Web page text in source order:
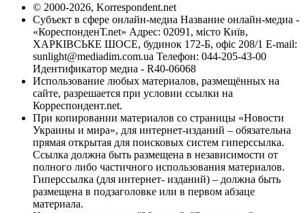
© 2000-2026, Korrespondent.net
Субъект в сфере онлайн-медиа Название онлайн-медиа -
«КореспонденТ.net» Адрес: 02091, місто Київ,
ХАРКІВСЬКЕ ШОСЕ, будинок 172-Б, офіс 208/1 E-mail:
sunlight@mediadim.com.ua Телефон: 044-205-43-00
Идентификатор медиа - R40-06068
Использование любых материалов, размещённых на
сайте, разрешается при условии ссылки на
Корреспондент.net.
При копировании материалов со страницы «Новости
Украины и мира», для интернет-изданий – обязательна
прямая открытая для поисковых систем гиперссылка.
Ссылка должна быть размещена в независимости от
полного либо частичного использования материалов.
Гиперссылка (для интернет- изданий) – должна быть
размещена в подзаголовке или в первом абзаце
материала.